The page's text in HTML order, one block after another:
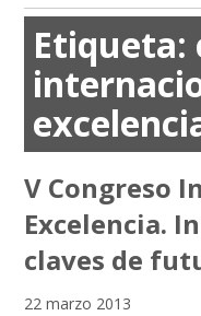
Etiqueta:
V Congreso
Excelencia.
claves de
22 marzo 2013